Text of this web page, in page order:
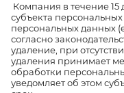
Компания в течение
субъекта
персональных данных
согласно
удаление, при
удаления принимает
обработки
уведомляет об этом